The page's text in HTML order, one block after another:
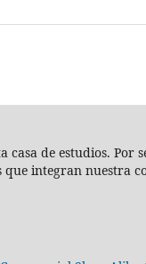
casa de estudios.
que integran nuestra